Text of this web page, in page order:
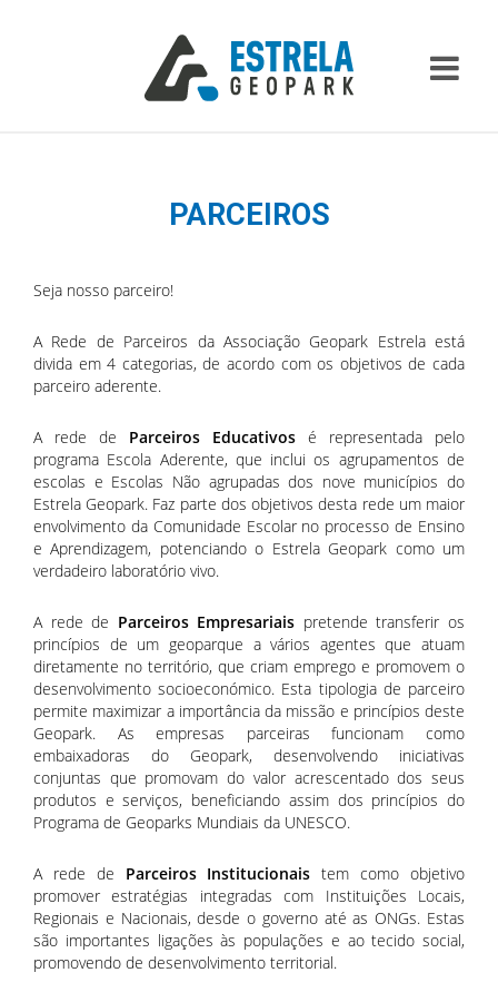
PARCEIROS
Seja nosso parceiro!
A Rede de Parceiros da Associação Geopark Estrela está
divida em 4 categorias, de acordo com os objetivos de cada
parceiro aderente.
A rede de Parceiros Educativos é representada pelo
programa Escola Aderente, que inclui os agrupamentos de
escolas e Escolas Não agrupadas dos nove municípios do
Estrela Geopark. Faz parte dos objetivos desta rede um maior
envolvimento da Comunidade Escolar no processo de Ensino
e Aprendizagem, potenciando o Estrela Geopark como um
verdadeiro laboratório vivo.
A rede de Parceiros Empresariais pretende transferir os
princípios de um geoparque a vários agentes que atuam
diretamente no território, que criam emprego e promovem o
desenvolvimento socioeconómico. Esta tipologia de parceiro
permite maximizar a importância da missão e princípios deste
Geopark. As empresas parceiras funcionam como
embaixadoras do Geopark, desenvolvendo iniciativas
conjuntas que promovam do valor acrescentado dos seus
produtos e serviços, beneficiando assim dos princípios do
Programa de Geoparks Mundiais da UNESCO.
A rede de Parceiros Institucionais tem como objetivo
promover estratégias integradas com Instituições Locais,
Regionais e Nacionais, desde o governo até as ONGs. Estas
são importantes ligações às populações e ao tecido social,
promovendo de desenvolvimento territorial.